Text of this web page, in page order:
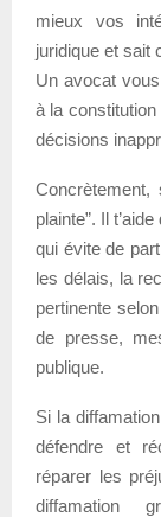
mieux vos
juridique et sait
Un avocat
à la
décisions
plainte”. Il
qui évite de
les délais, la
pertinente
de presse,
publique.
Si la
défendre et
réparer les
diffamation